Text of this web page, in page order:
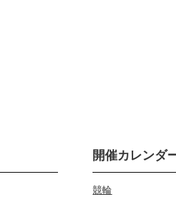
開催カレンダ
競輪